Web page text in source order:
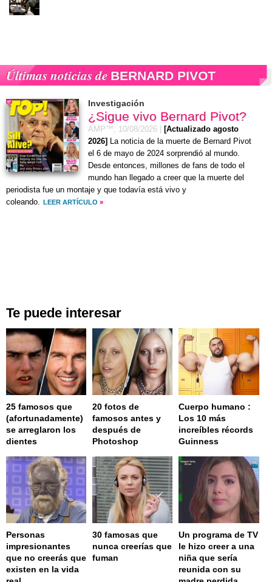
Últimas noticias de BERNARD PIVOT
Investigación
¿Sigue vivo Bernard Pivot?
AMP™, 10/08/2026
[Actualizado agosto
2026]
La noticia de la muerte de Bernard Pivot
el 6 de mayo de 2024 sorprendió al mundo.
Desde entonces, millones de fans de todo el
mundo han llegado a creer que la muerte del
periodista fue un montaje y que todavía está vivo y
coleando.
LEER ARTÍCULO »
Te puede interesar
25 famosos que
(afortunadamente)
se arreglaron los
dientes
20 fotos de
famosos antes y
después de
Photoshop
Cuerpo humano :
Los 10 más
increíbles récords
Guinness
Personas
impresionantes
que no creerás que
existen en la vida
30 famosas que
nunca creerías que
fuman
Un programa de TV
le hizo creer a una
niña que sería
reunida con su